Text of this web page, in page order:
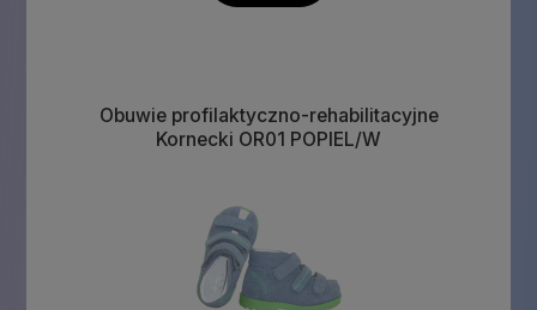
Obuwie profilaktyczno-rehabilitacyjne
Kornecki OR01 POPIEL/W